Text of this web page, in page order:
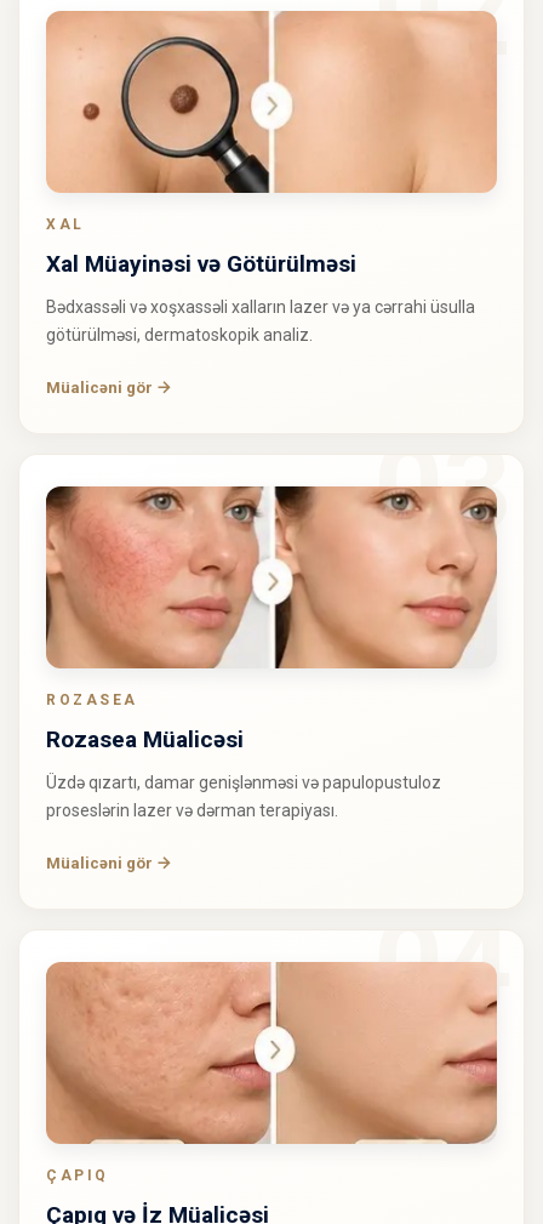
XAL
Xal Müayinəsi və Götürülməsi
Bədxassəli və xoşxassəli xalların lazer və ya cərrahi üsulla
götürülməsi, dermatoskopik analiz.
Müalicəni gör
ROZASEA
Rozasea Müalicəsi
Üzdə qızartı, damar genişlənməsi və papulopustuloz
proseslərin lazer və dərman terapiyası.
Müalicəni gör
ÇAPIQ
Çapıq və İz Müalicəsi